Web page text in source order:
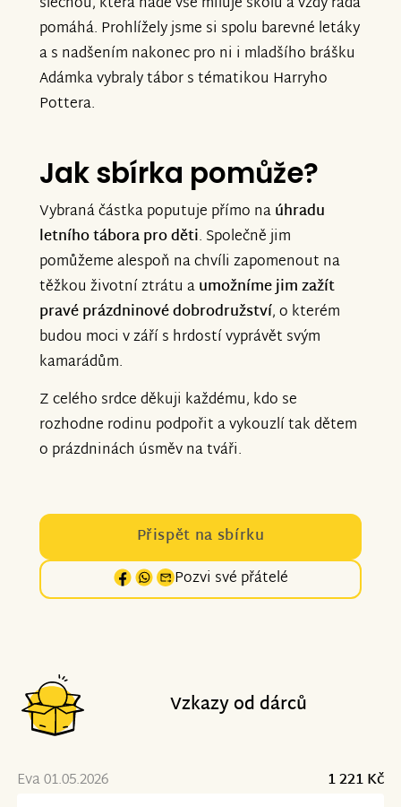
pomáhá. Prohlížely jsme si spolu barevné letáky
a s nadšením nakonec pro ni i mladšího brášku
Adámka vybraly tábor s tématikou Harryho
Pottera.
Jak sbírka pomůže?
Vybraná částka poputuje přímo naúhradu
letního tábora pro děti. Společně jim
pomůžeme alespoň na chvíli zapomenout na
těžkou životní ztrátu aumožníme jim zažít
pravé prázdninové dobrodružství, o kterém
budou moci v září s hrdostí vyprávět svým
kamarádům.
Z celého srdce děkuji každému, kdo se
rozhodne rodinu podpořit a vykouzlí tak dětem
o prázdninách úsměv na tváři.
Přispět na sbírku
Pozvi své přátelé
Vzkazy od dárců
Eva 01.05.2026
1 221 Kč